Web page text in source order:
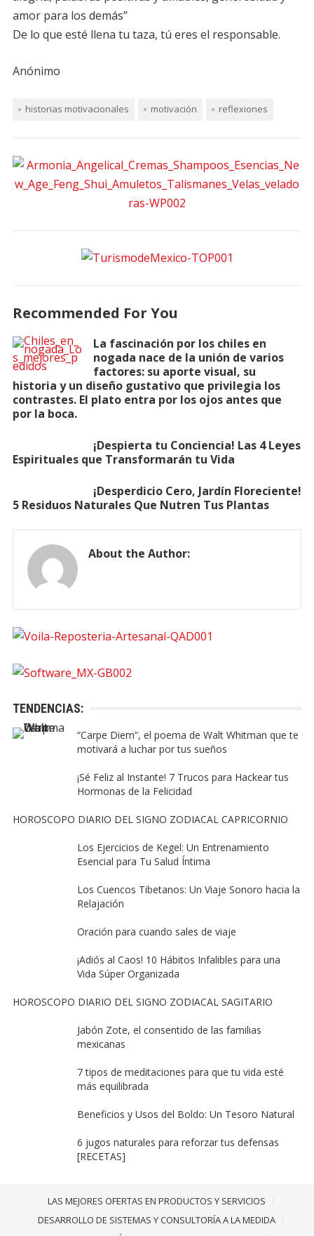
amor para los demás”
De lo que esté llena tu taza, tú eres el responsable.
Anónimo
historias motivacionales motivación reflexiones
Recommended For You
La fascinación por los chiles en
nogada nace de la unión de varios
factores: su aporte visual, su
historia y un diseño gustativo que privilegia los
contrastes. El plato entra por los ojos antes que
por la boca.
¡Despierta tu Conciencia! Las 4 Leyes
Espirituales que Transformarán tu Vida
¡Desperdicio Cero, Jardín Floreciente!
5 Residuos Naturales Que Nutren Tus Plantas
About the Author:
TENDENCIAS:
“Carpe Diem”, el poema de Walt Whitman que te
motivará a luchar por tus sueños
¡Sé Feliz al Instante! 7 Trucos para Hackear tus
Hormonas de la Felicidad
HOROSCOPO DIARIO DEL SIGNO ZODIACAL CAPRICORNIO
Los Ejercicios de Kegel: Un Entrenamiento
Esencial para Tu Salud Íntima
Los Cuencos Tibetanos: Un Viaje Sonoro hacia la
Relajación
Oración para cuando sales de viaje
¡Adiós al Caos! 10 Hábitos Infalibles para una
Vida Súper Organizada
HOROSCOPO DIARIO DEL SIGNO ZODIACAL SAGITARIO
Jabón Zote, el consentido de las familias
mexicanas
7 tipos de meditaciones para que tu vida esté
más equilibrada
Beneficios y Usos del Boldo: Un Tesoro Natural
6 jugos naturales para reforzar tus defensas
[RECETAS]
LAS MEJORES OFERTAS EN PRODUCTOS Y SERVICIOS
DESARROLLO DE SISTEMAS Y CONSULTORÍA A LA MEDIDA